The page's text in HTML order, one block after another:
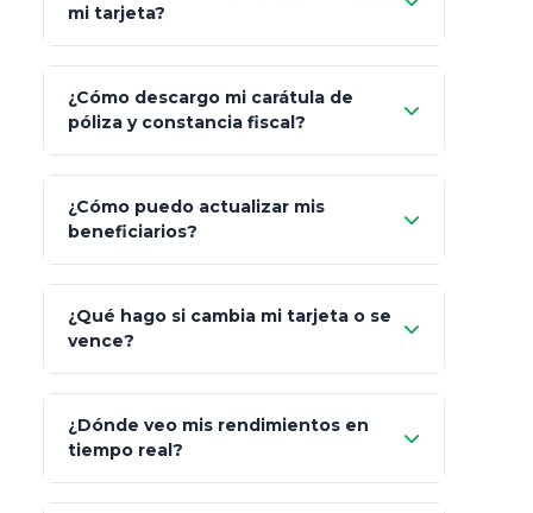
mi tarjeta?
¿Cómo descargo mi carátula de
póliza y constancia fiscal?
"Mis Pólizas" > "Documentos"
¿Cómo puedo actualizar mis
beneficiarios?
¿Qué hago si cambia mi tarjeta o se
vence?
"Link
de Cobro Seguro"
¿Dónde veo mis rendimientos en
tiempo real?